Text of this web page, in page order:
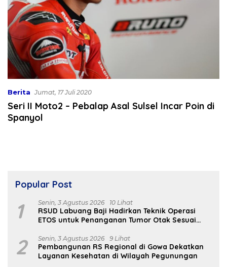
Berita Jumat, 17 Juli 2020
Seri II Moto2 – Pebalap Asal Sulsel Incar Poin di
Spanyol
Popular Post
1 Senin, 3 Agustus 2026 10 Lihat
RSUD Labuang Baji Hadirkan Teknik Operasi
ETOS untuk Penanganan Tumor Otak Sesuai
2 Senin, 3 Agustus 2026 9 Lihat
Pembangunan RS Regional di Gowa Dekatkan
Layanan Kesehatan di Wilayah Pegunungan